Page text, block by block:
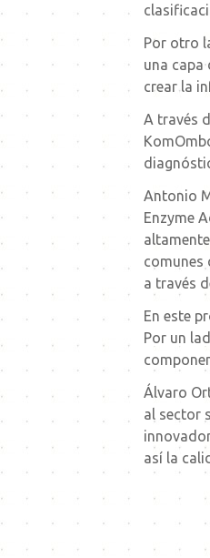
Por otro
una capa
crear la
A través
Antonio
Enzyme
comunes
a través
En este
Por un
Álvaro
al sector
así la